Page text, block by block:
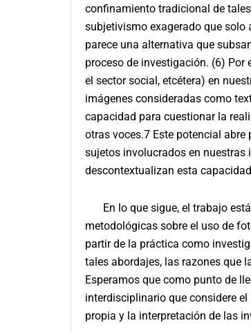
confinamiento tradicional de
subjetivismo exagerado que
parece una alternativa que
proceso de investigación. (6) Por
el sector social, etcétera) en
imágenes consideradas como
capacidad para cuestionar la
otras voces.7 Este potencial
sujetos involucrados en nuestras
descontextualizan esta
En lo que sigue, el trabajo
metodológicas sobre el uso de
partir de la práctica como
tales abordajes, las razones que
Esperamos que como punto de
interdisciplinario que considere
propia y la interpretación de las